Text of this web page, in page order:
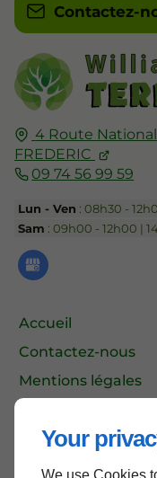
Your
We use Cookies
4 Route
FREDERIC
09 74 56 99 59
Lun - Ven : 08h30 -
Sam : 09h00 - 12h00 |
Accueil
Contactez-nous
Mentions légales
Contactez-